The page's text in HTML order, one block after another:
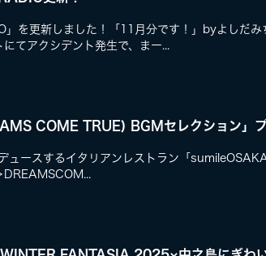
」を更新しました！「11月分です！」byよしだ
てアクシデント発生で、まー...
COME TRUE) BGMセレクション」プ
ュースするイタリアンレストラン「
DREAMSCOM...